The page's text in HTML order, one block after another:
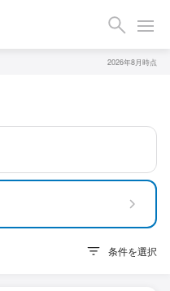
2026年8月時点
条件を選択